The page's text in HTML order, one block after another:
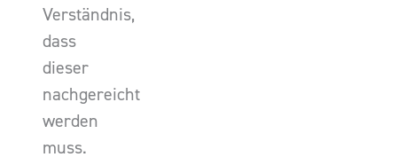
Verständnis,
dass
dieser
nachgereicht
werden
muss.